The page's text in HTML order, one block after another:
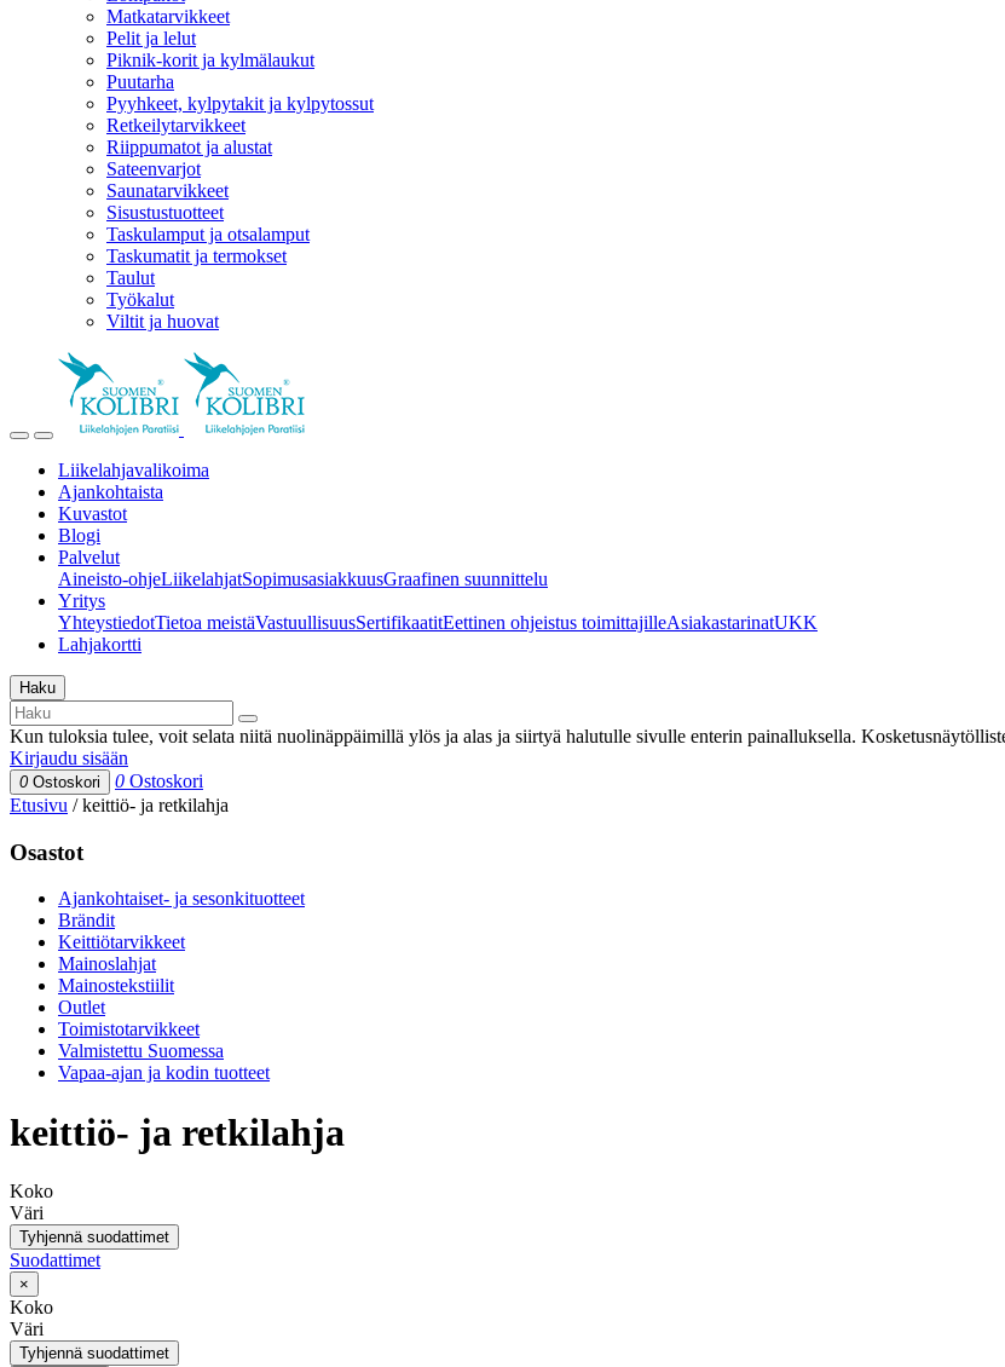
Matkatarvikkeet
Pelit ja lelut
Piknik-korit ja kylmälaukut
Puutarha
Pyyhkeet, kylpytakit ja kylpytossut
Retkeilytarvikkeet
Riippumatot ja alustat
Sateenvarjot
Saunatarvikkeet
Sisustustuotteet
Taskulamput ja otsalamput
Taskumatit ja termokset
Taulut
Työkalut
Viltit ja huovat
Liikelahjavalikoima
Ajankohtaista
Kuvastot
Blogi
Palvelut
Aineisto-ohjeLiikelahjatSopimusasiakkuusGraafinen suunnittelu
Yritys
YhteystiedotTietoa meistäVastuullisuusSertifikaatitEettinen ohjeistus toimittajilleAsiakastarinatUKK
Lahjakortti
Haku
Kun tuloksia tulee, voit selata niitä nuolinäppäimillä ylös ja alas ja siirtyä halutulle sivulle enterin painalluksella.
Kirjaudu sisään
0 Ostoskori 0 Ostoskori
Etusivu /keittiö- ja retkilahja
Osastot
Ajankohtaiset- ja sesonkituotteet
Brändit
Keittiötarvikkeet
Mainoslahjat
Mainostekstiilit
Outlet
Toimistotarvikkeet
Valmistettu Suomessa
Vapaa-ajan ja kodin tuotteet
keittiö- ja retkilahja
Koko
Väri
Tyhjennä suodattimet
Suodattimet
×
Koko
Väri
Tyhjennä suodattimet